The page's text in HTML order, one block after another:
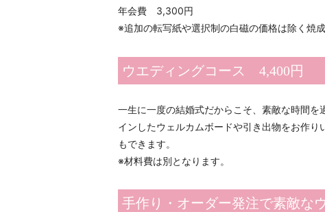
年会費 3,300円
※追加の転写紙や選択制の白磁の価格は除く焼
ウエディングコース 4,400円
一生に一度の結婚式だからこそ、素敵な時間
インしたウェルカムボードや引き出物をお作
もできます。
※材料費は別となります。
手作り・オーダー発注で素敵な